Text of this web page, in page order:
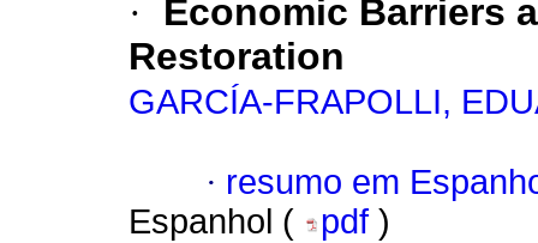
·
Economic Barriers
Restoration
GARCÍA-FRAPOLLI,
· resumo em
Espanhol (
pdf )